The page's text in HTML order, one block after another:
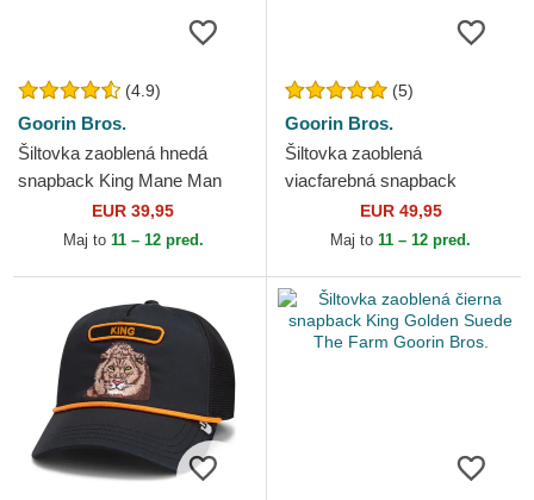
(4.9)
Goorin Bros.
Šiltovka zaoblená hnedá
snapback King Mane Man
The Farm Goorin Bros.
EUR 39,95
Maj to 11 – 12 pred.
(5)
Goorin Bros.
Šiltovka zaoblená
viacfarebná snapback
Empire Courtside The Farm
Goorin Bros.
EUR 49,95
Maj to 11 – 12 pred.